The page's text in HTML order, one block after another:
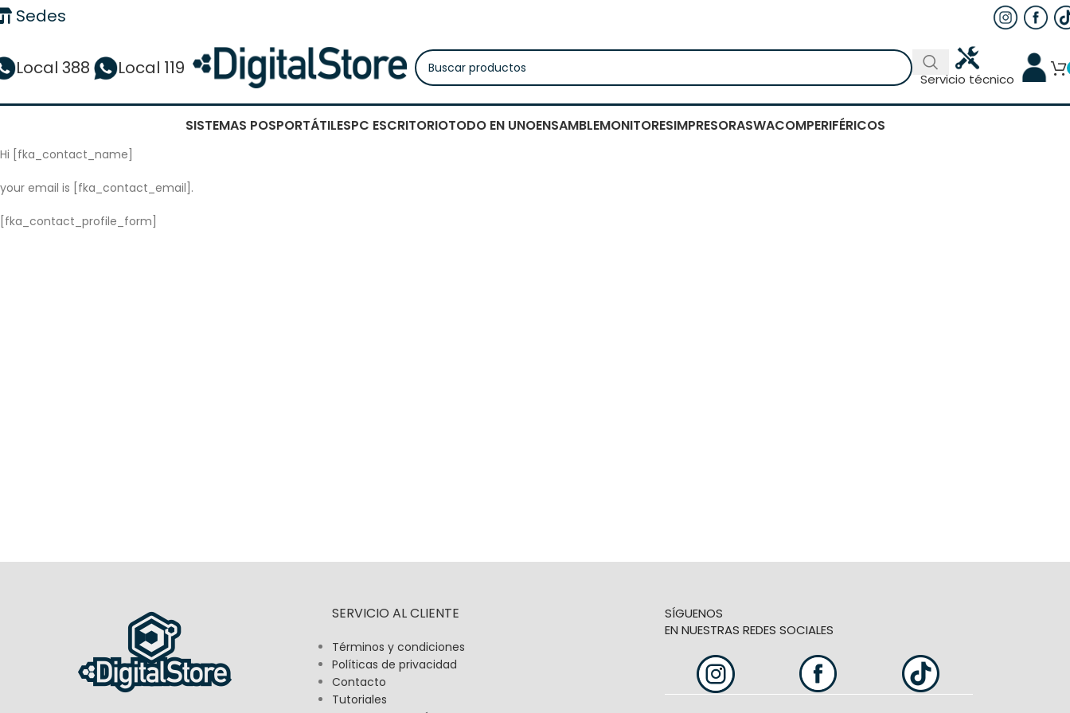
Sedes
Local 388 Local 119
Servicio técnico
SISTEMAS POSPORTÁTILESPC ESCRITORIOTODO EN UNOENSAMBLEMONITORESIMPRESORASWACOMPERIFÉRICOS
Hi [fka_contact_name]
your email is [fka_contact_email].
[fka_contact_profile_form]
SERVICIO AL CLIENTE
Términos y condiciones
Políticas de privacidad
Contacto
Tutoriales
SÍGUENOS
EN NUESTRAS REDES SOCIALES